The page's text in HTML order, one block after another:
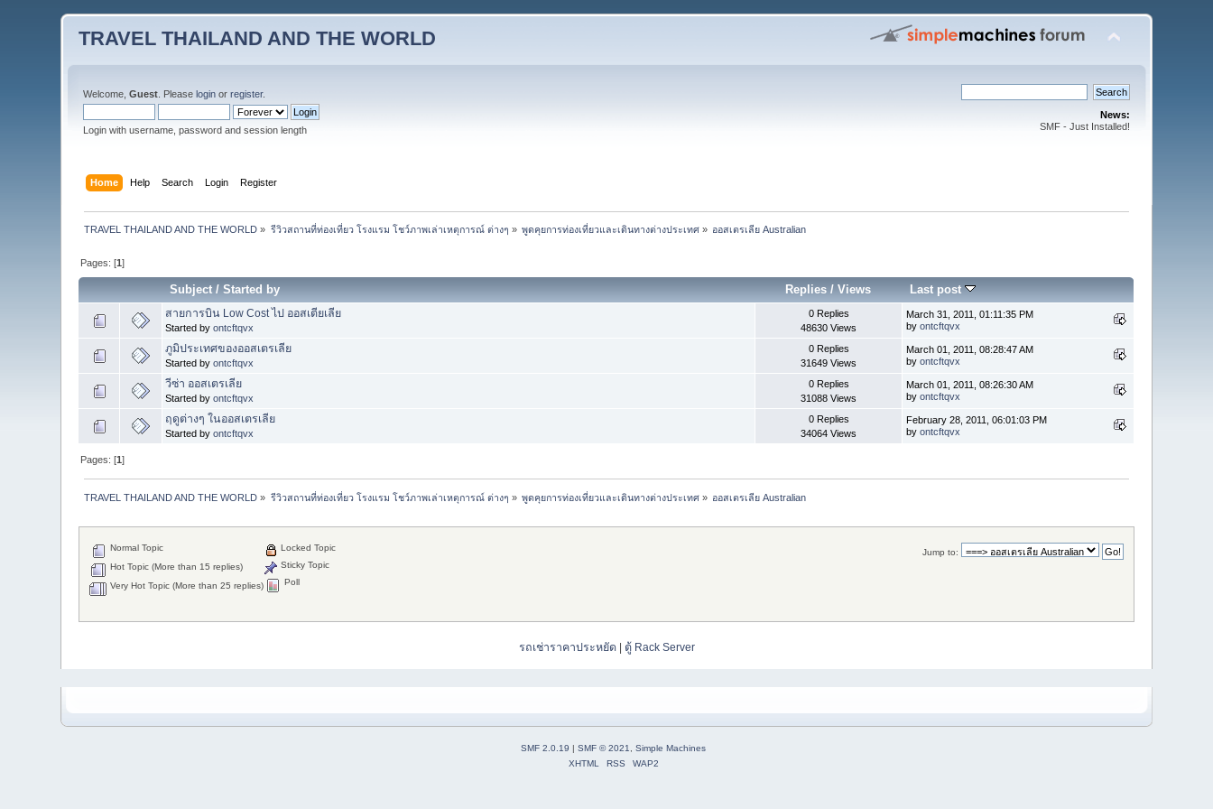
TRAVEL THAILAND AND THE WORLD
Welcome,Guest . Pleaselogin orregister.
Login with username, password and session length
News:
SMF - Just Installed!
Home Help Search Login Register
TRAVEL THAILAND AND THE WORLD » รีวิวสถานที่ท่องเที่ยว โรงแรม โชว์ภาพเล่าเหตุการณ์ ต่างๆ » พูดคุยการท่องเที่ยวและเดินทางต่างประเทศ » ออสเตรเลีย Australian
Pages: [1]
Subject/Started by Replies /Views Last post
สายการบิน Low Cost ไป ออสเตียเลีย
Started byontcftqvx
0 Replies
48630 Views
March 31, 2011, 01:11:35 PM
byontcftqvx
ภูมิประเทศของออสเตรเลีย
Started byontcftqvx
0 Replies
31649 Views
March 01, 2011, 08:28:47 AM
byontcftqvx
วีซ่า ออสเตรเลีย
Started byontcftqvx
0 Replies
31088 Views
March 01, 2011, 08:26:30 AM
byontcftqvx
ฤดูต่างๆ ในออสเตรเลีย
Started byontcftqvx
0 Replies
34064 Views
February 28, 2011, 06:01:03 PM
byontcftqvx
Pages: [1]
TRAVEL THAILAND AND THE WORLD » รีวิวสถานที่ท่องเที่ยว โรงแรม โชว์ภาพเล่าเหตุการณ์ ต่างๆ » พูดคุยการท่องเที่ยวและเดินทางต่างประเทศ » ออสเตรเลีย Australian
Jump to:
Normal Topic
Hot Topic (More than 15 replies)
Very Hot Topic (More than 25 replies)
Locked Topic
Sticky Topic
Poll
รถเช่าราคาประหยัด ตู้ Rack Server
SMF 2.0.19 | SMF © 2021, Simple Machines
XHTML
RSS WAP2